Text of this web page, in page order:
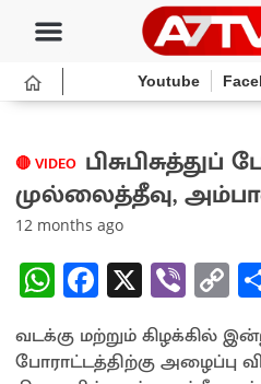
Youtube
🔴 VIDEO
முல்லைத்தீவு,
12 months ago
W
h
at
Fa
ce
b
X Vi
b
er
C
o
வடக்கு மற்றும் கிழக்கில்
போராட்டத்திற்கு அழைப்பு